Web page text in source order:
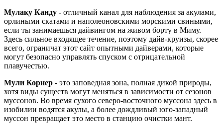
Мулаку Канду - отличный канал для наблюдения за акулами,
орлиными скатами и наполеоновскими морскими свиньями,
если ты занимаешься дайвингом на живом борту в Миму.
Здесь сильное входящее течение, поэтому дайв-круизы, скорее
всего, ограничат этот сайт опытными дайверами, которые
могут безопасно управлять спуском с отрицательной
плавучестью.
Мули Корнер - это заповедная зона, полная дикой природы,
хотя виды существ могут меняться в зависимости от сезонов
муссонов. Во время сухого северо-восточного муссона здесь в
изобилии водятся акулы, а более дождливый юго-западный
муссон превращает это место в станцию очистки мант.